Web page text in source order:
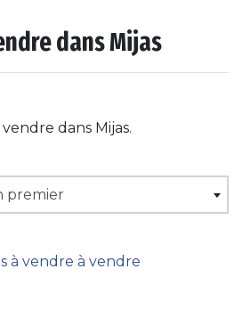
dans Mijas
dans Mijas.
premier
à vendre à vendre